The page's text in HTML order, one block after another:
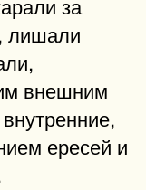
лишали
внешним
ересей и